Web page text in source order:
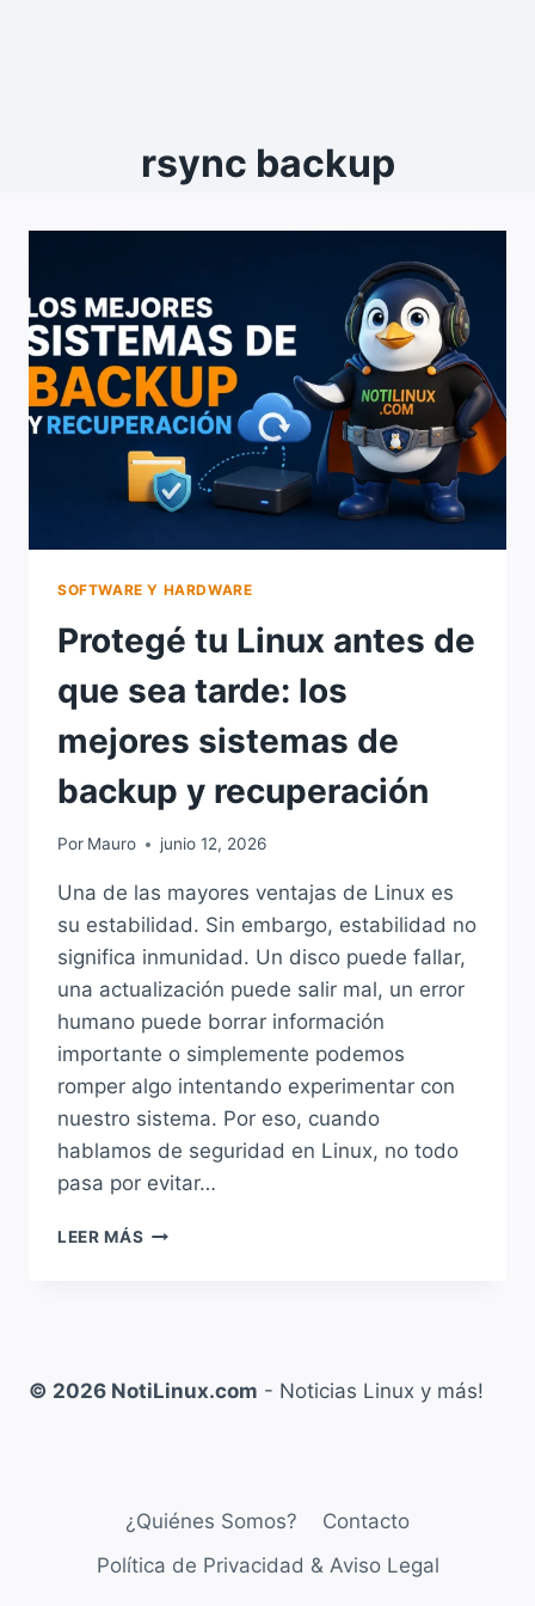
rsync backup
SOFTWARE Y HARDWARE
Protegé tu Linux antes de
que sea tarde: los
mejores sistemas de
backup y recuperación
Por Mauro junio 12, 2026
Una de las mayores ventajas de Linux es
su estabilidad. Sin embargo, estabilidad no
significa inmunidad. Un disco puede fallar,
una actualización puede salir mal, un error
humano puede borrar información
importante o simplemente podemos
romper algo intentando experimentar con
nuestro sistema. Por eso, cuando
hablamos de seguridad en Linux, no todo
pasa por evitar…
LEER MÁS PROTEGÉ
SEA
BACKUP
Y
© 2026 NotiLinux.com - Noticias Linux y más!
¿Quiénes Somos?
Contacto
Política de Privacidad & Aviso Legal